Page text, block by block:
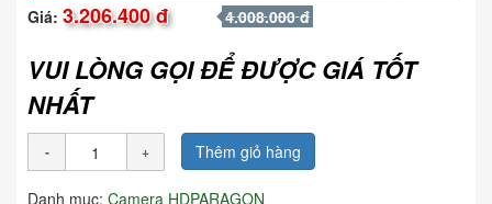
Giá: 3.206.400 đ 4.008.000 đ
VUI LÒNG GỌI ĐỂ ĐƯỢC GIÁ TỐT
NHẤT
Thêm giỏ hàng
Danh mục: Camera HDPARAGON